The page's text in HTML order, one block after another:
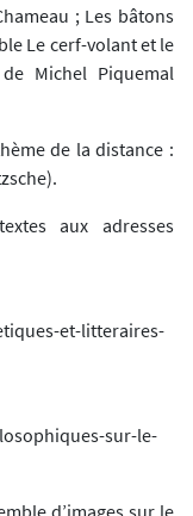
; Les bâtons
Le cerf-volant et le
Michel Piquemal
de la distance :
aux adresses
et-litteraires-
sur-le-
d’images sur le